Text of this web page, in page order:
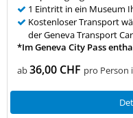
1 Eintritt in ein Museum
Kostenloser Transport
der Geneva Transport
*Im Geneva City Pass
ab36,00 CHF pro Person